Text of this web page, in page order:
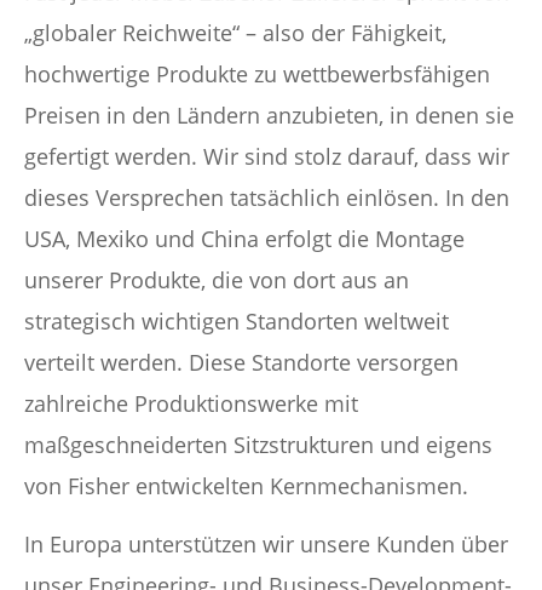
„globaler Reichweite“ – also der Fähigkeit,
hochwertige Produkte zu wettbewerbsfähigen
Preisen in den Ländern anzubieten, in denen sie
gefertigt werden. Wir sind stolz darauf, dass wir
dieses Versprechen tatsächlich einlösen. In den
USA, Mexiko und China erfolgt die Montage
unserer Produkte, die von dort aus an
strategisch wichtigen Standorten weltweit
verteilt werden. Diese Standorte versorgen
zahlreiche Produktionswerke mit
maßgeschneiderten Sitzstrukturen und eigens
von Fisher entwickelten Kernmechanismen.
In Europa unterstützen wir unsere Kunden über